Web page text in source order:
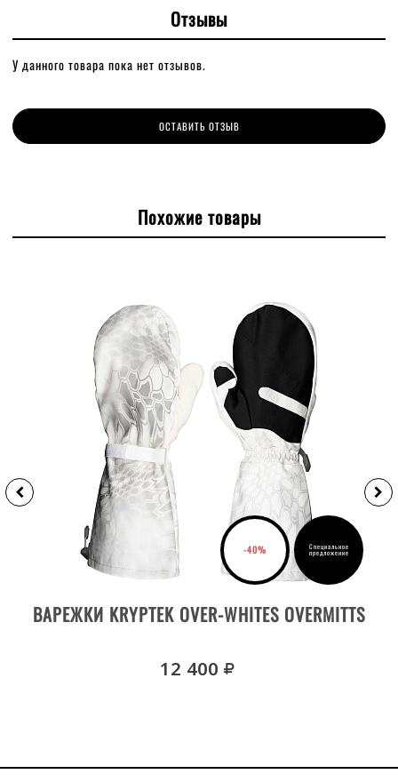
Отзывы
У данного товара пока нет отзывов.
ОСТАВИТЬ ОТЗЫВ
Похожие товары
-40% Специальное
предложение
ВАРЕЖКИ KRYPTEK OVER-WHITES OVERMITTS
12 400